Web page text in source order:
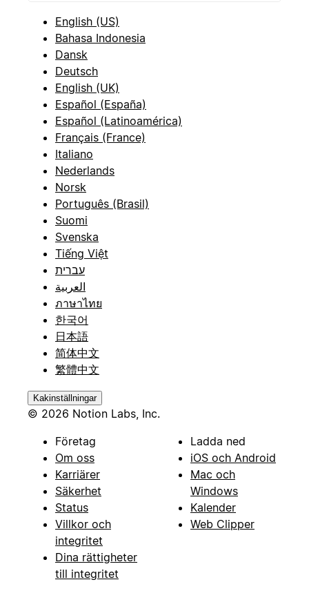
English (US)
Bahasa Indonesia
Dansk
Deutsch
English (UK)
Español (España)
Español (Latinoamérica)
Français (France)
Italiano
Nederlands
Norsk
Português (Brasil)
Suomi
Svenska
Tiếng Việt
עברית
العربية
ภาษาไทย
한국어
日本語
简体中文
繁體中文
Kakinställningar
© 2026 Notion Labs, Inc.
Företag
Om oss
Karriärer
Säkerhet
Status
Villkor och
integritet
Dina rättigheter
till integritet
Ladda ned
iOS och Android
Mac och
Windows
Kalender
Web Clipper